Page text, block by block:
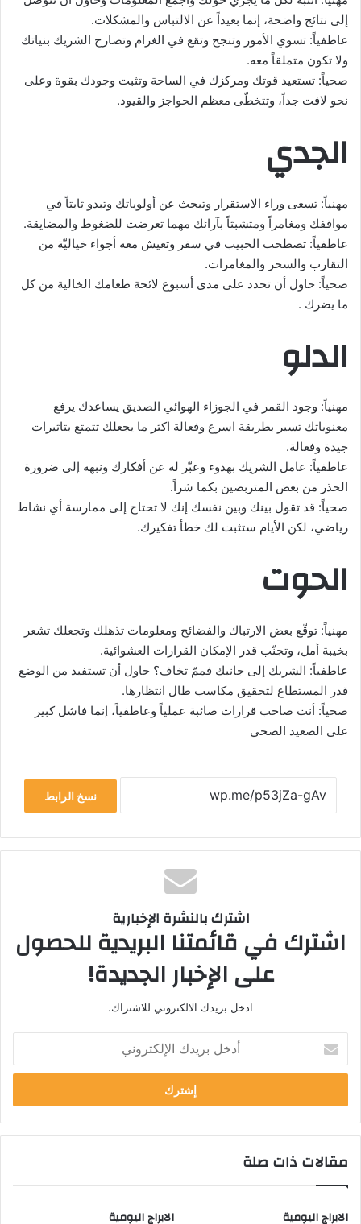
إلى نتائج واضحة، إنما بعيداً عن الالتباس والمشكلات.
عاطفياً: تسوي الأمور وتنجح وتقع في الغرام وتصارح الشريك بنياتك
ولا تكون متملقاً معه.
صحياً: تستعيد قوتك ومركزك في الساحة وتثبت وجودك بقوة وعلى
نحو لافت جداً، وتتخطّى معظم الحواجز والقيود.
الجدي
مهنياً: تسعى وراء الاستقرار وتبحث عن أولوياتك وتبدو ثابتاً في
مواقفك ومغامراً ومتشبثاً بآرائك مهما تعرضت للضغوط والمضايقة.
عاطفياً: تصطحب الحبيب في سفر وتعيش معه أجواء خياليّة من
التقارب والسحر والمغامرات.
صحياً: حاول أن تحدد على مدى أسبوع لائحة طعامك الخالية من كل
ما يضرك .
الدلو
مهنياً: وجود القمر في الجوزاء الهوائي الصديق يساعدك يرفع
معنوياتك تسير بطريقة اسرع وفعالة اكثر ما يجعلك تتمتع بتاثيرات
جيدة وفعالة.
عاطفياً: عامل الشريك بهدوء وعبّر له عن أفكارك ونبهه إلى ضرورة
الحذر من بعض المتربصين بكما شراً.
صحياً: قد تقول بينك وبين نفسك إنك لا تحتاج إلى ممارسة أي نشاط
رياضي، لكن الأيام ستثبت لك خطأ تفكيرك.
الحوت
مهنياً: توقّع بعض الارتباك والفضائح ومعلومات تذهلك وتجعلك تشعر
بخيبة أمل، وتجنّب قدر الإمكان القرارات العشوائية.
عاطفياً: الشريك إلى جانبك فممّ تخاف؟ حاول أن تستفيد من الوضع
قدر المستطاع لتحقيق مكاسب طال انتظارها.
صحياً: أنت صاحب قرارات صائبة عملياً وعاطفياً، إنما فاشل كبير
على الصعيد الصحي
نسخ الرابط
اشترك بالنشرة الإخبارية
اشترك في قائمتنا البريدية للحصول
على الإخبار الجديدة!
ادخل بريدك الالكتروني للاشتراك.
بريدك
الإلكتروني
مقالات ذات صلة
الابراج اليومية الابراج اليومية